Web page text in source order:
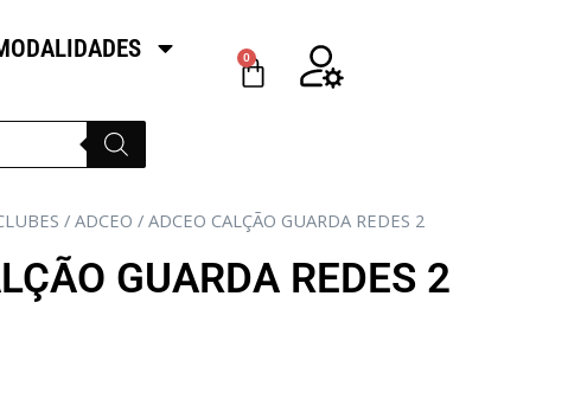
0
/ ADCEO / ADCEO CALÇÃO GUARDA REDES 2
GUARDA REDES 2